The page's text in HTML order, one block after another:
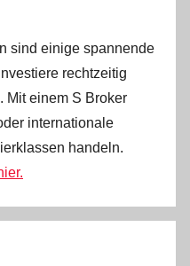
sind einige spannende
rechtzeitig
Mit einem S Broker
internationale
handeln.